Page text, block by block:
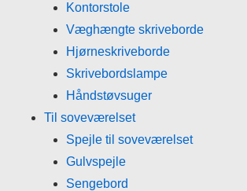
Kontorstole
Væghængte skriveborde
Hjørneskriveborde
Skrivebordslampe
Håndstøvsuger
Til soveværelset
Spejle til soveværelset
Gulvspejle
Sengebord